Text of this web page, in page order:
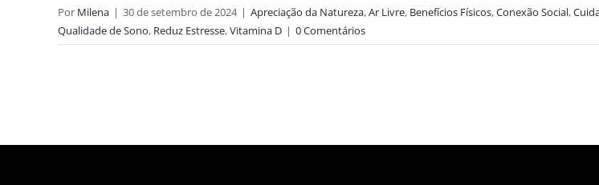
Por Milena | 30 de setembro de 2024 | Apreciação da Natureza,Ar Livre, Benefícios Físicos,Conexão Social,
Qualidade de Sono, Reduz Estresse,Vitamina D | 0 Comentários